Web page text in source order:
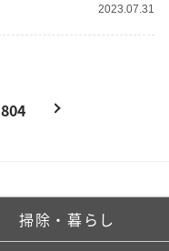
2023.07.31
804
掃除・暮らし